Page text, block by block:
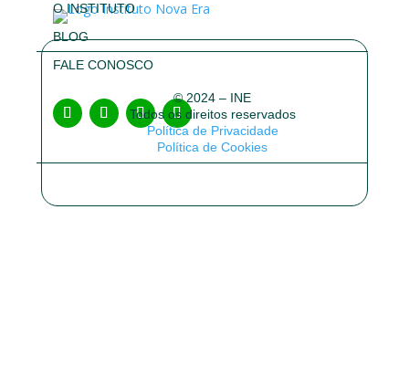
O INSTITUTO
BLOG
FALE CONOSCO
© 2024 – INE
Todos os direitos reservados
Política de Privacidade
Política de Cookies